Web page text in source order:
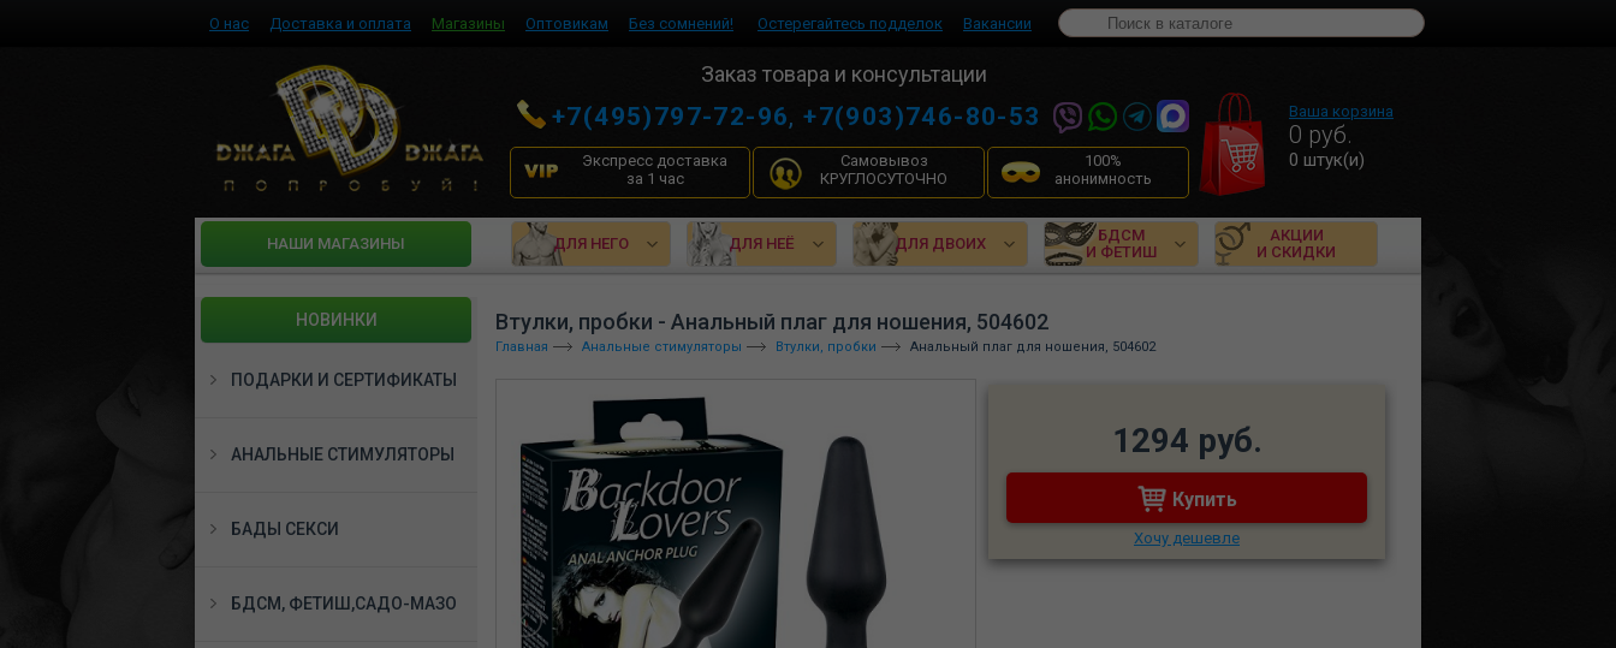
О нас Доставка и оплата Магазины Оптовикам Без сомнений! Остерегайтесь подделок Вакансии
Заказ товара и консультации
+7(495)797-72-96,+7(903)746-80-53
Экспресс доставка
за 1 час
Самовывоз
КРУГЛОСУТОЧНО
100%
анонимность
Ваша корзина
0 руб.
0 штук(и)
HАШИ МАГАЗИНЫ ДЛЯ НЕГО ДЛЯ НЕЁ ДЛЯ ДВОИХ
БДСМ
И ФЕТИШ
АКЦИИ
И СКИДКИ
НОВИНКИ
ПОДАРКИ И СЕРТИФИКАТЫ
АНАЛЬНЫЕ СТИМУЛЯТОРЫ
БАДЫ СЕКСИ
БДСМ, ФЕТИШ,САДО-МАЗО
Втулки, пробки - Анальный плаг для ношения, 504602
Главная Анальные стимуляторы Втулки, пробки Анальный плаг для ношения, 504602
1294 руб.
Купить
Хочу дешевле